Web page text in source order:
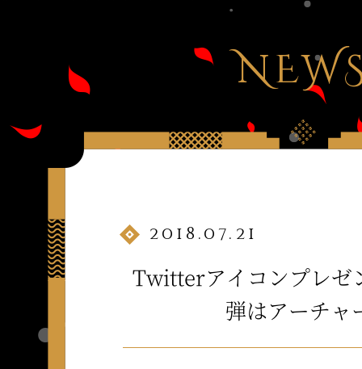
2018.07.21
Twitterアイコンプレゼ
弾はアーチャ